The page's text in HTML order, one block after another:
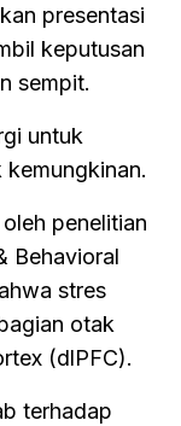
presentasi
keputusan
sempit.
untuk
penelitian
Behavioral
stres
otak
(dlPFC).
terhadap